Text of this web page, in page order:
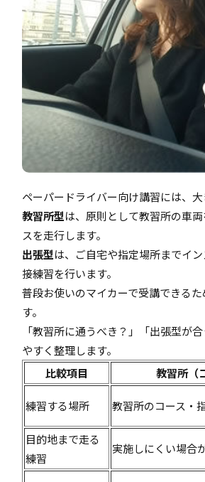
ペーパードライバー向け講習には、
教習所型は、原則として教習所の車
スを走行します。
出張型は、ご自宅や指定場所までイ
接練習を行います。
普段お使いのマイカーで受講できる
す。
「教習所に通うべき？」「出張型が
やすく整理します。
比較項目
教習所（
練習する場所 教習所のコース・
目的地まで走る
練習
実施しにくい場合